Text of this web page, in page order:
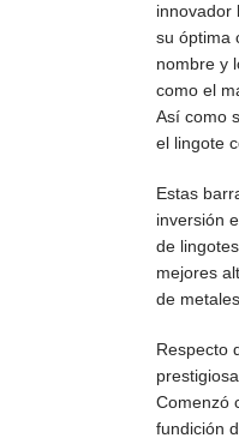
innovador
su óptima
nombre y
como el
Así como
el lingote
Estas
inversión
de
mejores
de
Respecto
Comenzó
fundición